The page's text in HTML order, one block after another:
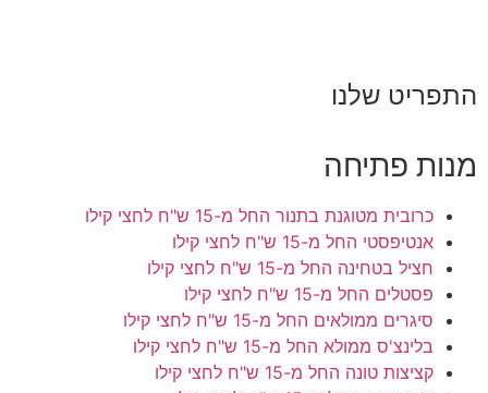
התפריט שלנו
מנות פתיחה
כרובית מטוגנת בתנור החל מ-15 ש"ח לחצי קילו
אנטיפסטי החל מ-15 ש"ח לחצי קילו
חציל בטחינה החל מ-15 ש"ח לחצי קילו
פסטלים החל מ-15 ש"ח לחצי קילו
סיגרים ממולאים החל מ-15 ש"ח לחצי קילו
בלינצ'ס ממולא החל מ-15 ש"ח לחצי קילו
קציצות טונה החל מ-15 ש"ח לחצי קילו